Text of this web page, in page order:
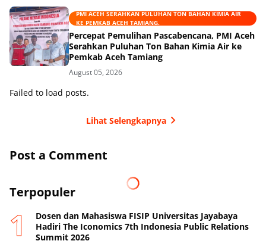
PMI ACEH SERAHKAN PULUHAN TON BAHAN KIMIA AIR
KE PEMKAB ACEH TAMIANG.
Percepat Pemulihan Pascabencana, PMI Aceh
Serahkan Puluhan Ton Bahan Kimia Air ke
Pemkab Aceh Tamiang
August 05, 2026
Failed to load posts.
Lihat Selengkapnya
Post a Comment
Terpopuler
Dosen dan Mahasiswa FISIP Universitas Jayabaya
Hadiri The Iconomics 7th Indonesia Public Relations
Summit 2026